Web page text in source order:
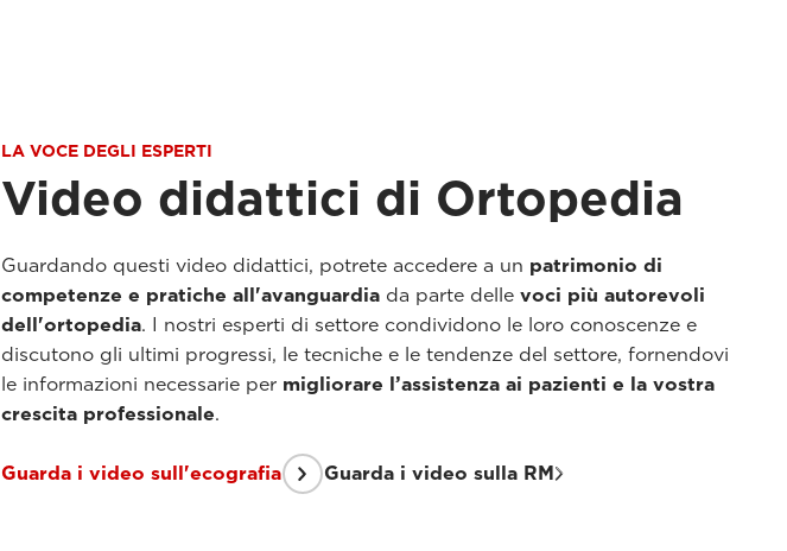
LA VOCE DEGLI ESPERTI
Video didattici di Ortopedia
Guardando questi video didattici, potrete accedere a un patrimonio di
competenze e pratiche all'avanguardia da parte delle voci più autorevoli
dell'ortopedia. I nostri esperti di settore condividono le loro conoscenze e
discutono gli ultimi progressi, le tecniche e le tendenze del settore, fornendovi
le informazioni necessarie per migliorare l’assistenza ai pazienti e la vostra
crescita professionale.
Guarda i video sull'ecografia Guarda i video sulla RM